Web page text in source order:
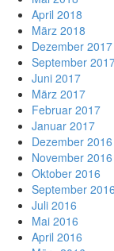
April 2018
März 2018
Dezember 2017
September
Juni 2017
März 2017
Februar 2017
Januar 2017
Dezember 2016
November 2016
Oktober 2016
September 2016
Juli 2016
Mai 2016
April 2016